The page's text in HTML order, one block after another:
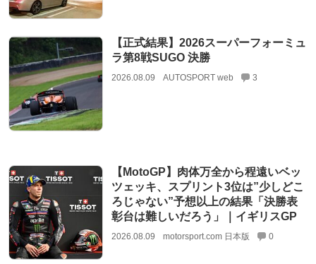
【正式結果】2026スーパーフォーミュ
ラ第8戦SUGO 決勝
2026.08.09 AUTOSPORT web 3
【MotoGP】肉体万全から程遠いベッ
ツェッキ、スプリント3位は”少しどこ
ろじゃない”予想以上の結果「決勝表
彰台は難しいだろう」｜イギリスGP
2026.08.09 motorsport.com 日本版 0